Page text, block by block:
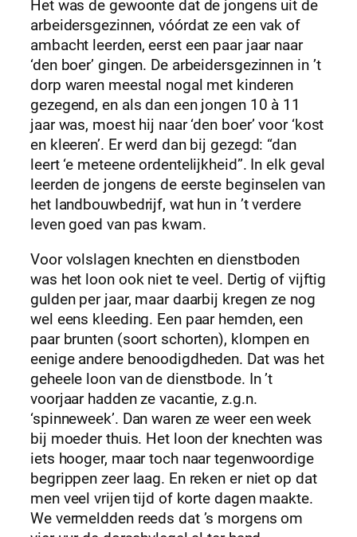
Het was de gewoonte dat de jongens uit de
arbeidersgezinnen, vóórdat ze een vak of
ambacht leerden, eerst een paar jaar naar
‘den boer’ gingen. De arbeidersgezinnen in ’t
dorp waren meestal nogal met kinderen
gezegend, en als dan een jongen 10 à 11
jaar was, moest hij naar ‘den boer’ voor ‘kost
en kleeren’. Er werd dan bij gezegd: “dan
leert ‘e meteene ordentelijkheid”. In elk geval
leerden de jongens de eerste beginselen van
het landbouwbedrijf, wat hun in ’t verdere
leven goed van pas kwam.
Voor volslagen knechten en dienstboden
was het loon ook niet te veel. Dertig of vijftig
gulden per jaar, maar daarbij kregen ze nog
wel eens kleeding. Een paar hemden, een
paar brunten (soort schorten), klompen en
eenige andere benoodigdheden. Dat was het
geheele loon van de dienstbode. In ’t
voorjaar hadden ze vacantie, z.g.n.
‘spinneweek’. Dan waren ze weer een week
bij moeder thuis. Het loon der knechten was
iets hooger, maar toch naar tegenwoordige
begrippen zeer laag. En reken er niet op dat
men veel vrijen tijd of korte dagen maakte.
We vermeldden reeds dat ’s morgens om